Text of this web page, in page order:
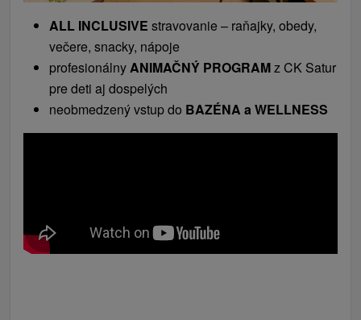
ALL INCLUSIVE stravovanie – raňajky, obedy,
večere, snacky, nápoje
profesionálnyANIMAČNÝ PROGRAMz CK Satur
pre deti aj dospelých
neobmedzený vstup do BAZÉNA a WELLNESS